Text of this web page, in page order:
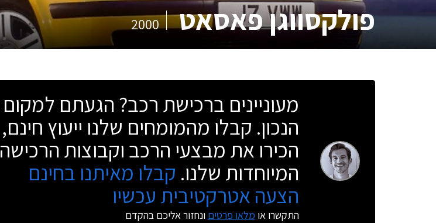
פולקסווגן פאסאט 2000
מעוניינים ברכישת רכב? הגעתם למקום
הנכון. קבלו מהמומחים שלנו ייעוץ חינם,
הכירו את מבצעי הרכב וקבוצות הרכישה
המיוחדות שלנו. קבלו מאיתנו בחינם
הצעה אטרקטיבית עכשיו
התקשרו או מלאו פרטים ונחזור אליכם בהקדם